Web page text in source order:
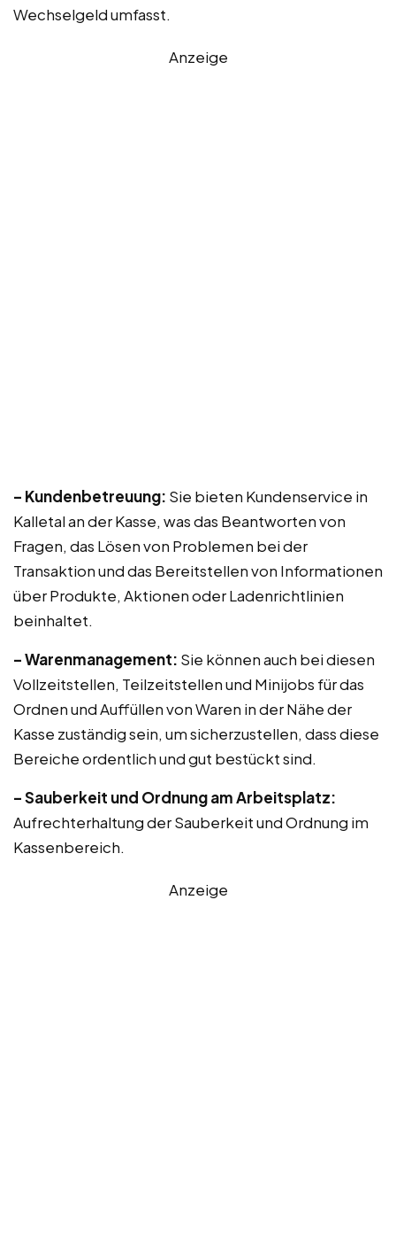
Wechselgeld umfasst.
Anzeige
– Kundenbetreuung: Sie bieten Kundenservice in
Kalletal an der Kasse, was das Beantworten von
Fragen, das Lösen von Problemen bei der
Transaktion und das Bereitstellen von Informationen
über Produkte, Aktionen oder Ladenrichtlinien
beinhaltet.
– Warenmanagement: Sie können auch bei diesen
Vollzeitstellen, Teilzeitstellen und Minijobs für das
Ordnen und Auffüllen von Waren in der Nähe der
Kasse zuständig sein, um sicherzustellen, dass diese
Bereiche ordentlich und gut bestückt sind.
– Sauberkeit und Ordnung am Arbeitsplatz:
Aufrechterhaltung der Sauberkeit und Ordnung im
Kassenbereich.
Anzeige